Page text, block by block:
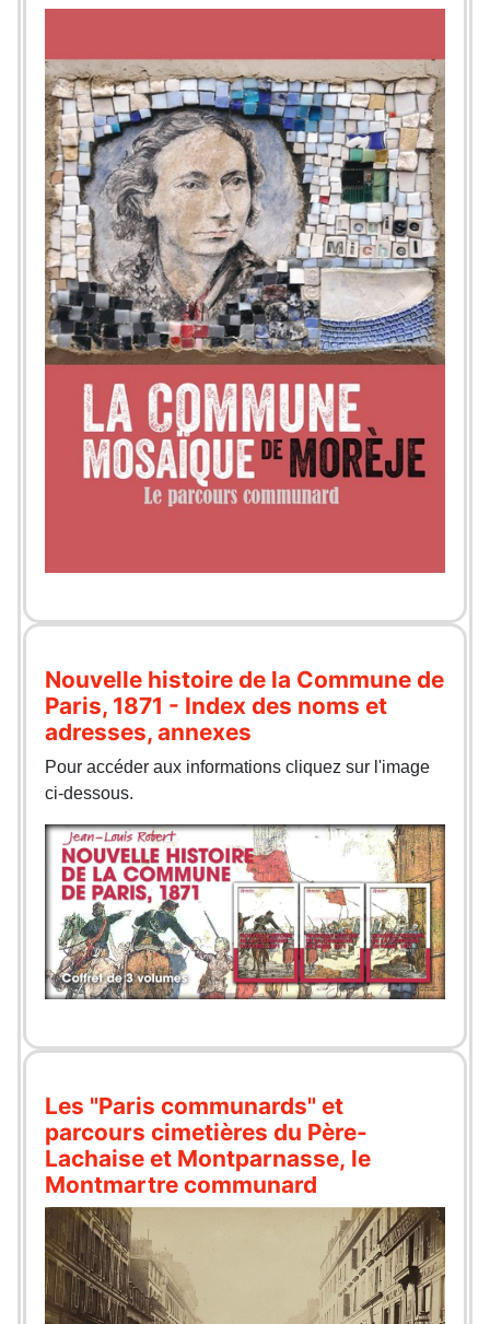
Nouvelle histoire de la Commune de
Paris, 1871 - Index des noms et
adresses, annexes
Pour accéder aux informations cliquez sur l'image
ci-dessous.
Les "Paris communards" et
parcours cimetières du Père-
Lachaise et Montparnasse, le
Montmartre communard